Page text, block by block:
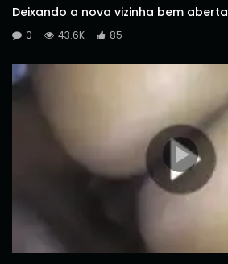
Deixando a nova vizinha bem aberta
0 43.6K 85